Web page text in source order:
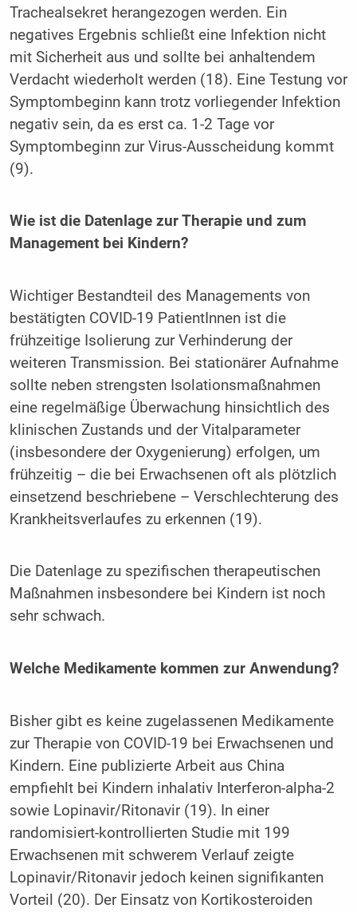
Trachealsekret herangezogen werden. Ein
negatives Ergebnis schließt eine Infektion nicht
mit Sicherheit aus und sollte bei anhaltendem
Verdacht wiederholt werden (18). Eine Testung vor
Symptombeginn kann trotz vorliegender Infektion
negativ sein, da es erst ca. 1-2 Tage vor
Symptombeginn zur Virus-Ausscheidung kommt
(9).
Wie ist die Datenlage zur Therapie und zum
Management bei Kindern?
Wichtiger Bestandteil des Managements von
bestätigten COVID-19 PatientInnen ist die
frühzeitige Isolierung zur Verhinderung der
weiteren Transmission. Bei stationärer Aufnahme
sollte neben strengsten Isolationsmaßnahmen
eine regelmäßige Überwachung hinsichtlich des
klinischen Zustands und der Vitalparameter
(insbesondere der Oxygenierung) erfolgen, um
frühzeitig – die bei Erwachsenen oft als plötzlich
einsetzend beschriebene – Verschlechterung des
Krankheitsverlaufes zu erkennen (19).
Die Datenlage zu spezifischen therapeutischen
Maßnahmen insbesondere bei Kindern ist noch
sehr schwach.
Welche Medikamente kommen zur Anwendung?
Bisher gibt es keine zugelassenen Medikamente
zur Therapie von COVID-19 bei Erwachsenen und
Kindern. Eine publizierte Arbeit aus China
empfiehlt bei Kindern inhalativ Interferon-alpha-2
sowie Lopinavir/Ritonavir (19). In einer
randomisiert-kontrollierten Studie mit 199
Erwachsenen mit schwerem Verlauf zeigte
Lopinavir/Ritonavir jedoch keinen signifikanten
Vorteil (20). Der Einsatz von Kortikosteroiden